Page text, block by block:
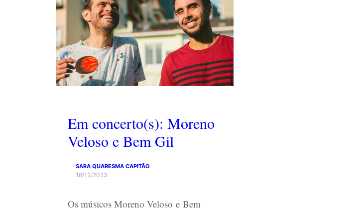
Em concerto(s): Moreno
Veloso e Bem Gil
SARA QUARESMA CAPITÃO
18/12/2023
Os músicos Moreno Veloso e Bem